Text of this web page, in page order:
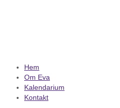
Hem
Om Eva
Kalendarium
Kontakt